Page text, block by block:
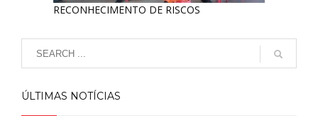
RECONHECIMENTO DE RISCOS
ÚLTIMAS NOTÍCIAS